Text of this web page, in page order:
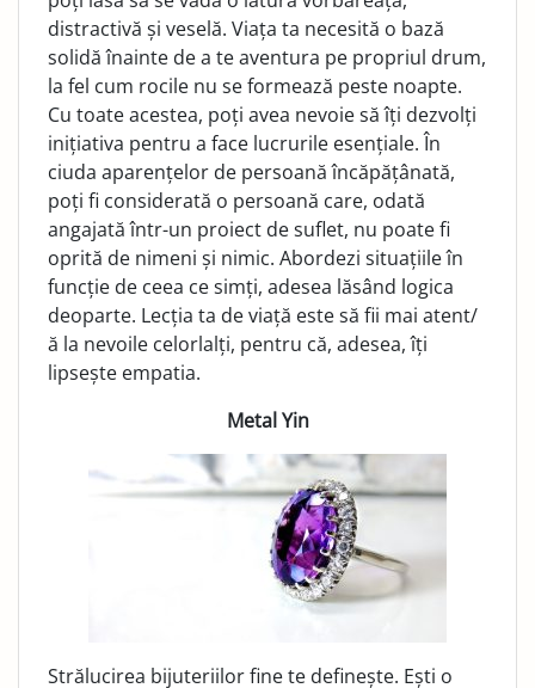
distractivă și veselă. Viața ta necesită o bază
solidă înainte de a te aventura pe propriul drum,
la fel cum rocile nu se formează peste noapte.
Cu toate acestea, poți avea nevoie să îți dezvolți
inițiativa pentru a face lucrurile esențiale. În
ciuda aparențelor de persoană încăpățânată,
poți fi considerată o persoană care, odată
angajată într-un proiect de suflet, nu poate fi
oprită de nimeni și nimic. Abordezi situațiile în
funcție de ceea ce simți, adesea lăsând logica
deoparte. Lecția ta de viață este să fii mai atent/
ă la nevoile celorlalți, pentru că, adesea, îți
lipsește empatia.
Metal Yin
Strălucirea bijuteriilor fine te definește. Ești o